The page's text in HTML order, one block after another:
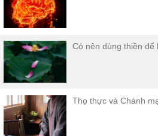
Có nên dùng thiền để
Thọ thực và Chánh